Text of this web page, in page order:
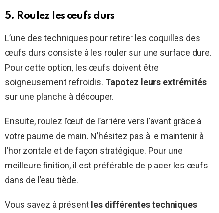
5. Roulez les œufs durs
L’une des techniques pour retirer les coquilles des
œufs durs consiste à les rouler sur une surface dure.
Pour cette option, les œufs doivent être
soigneusement refroidis. Tapotez leurs extrémités
sur une planche à découper.
Ensuite, roulez l’œuf de l’arrière vers l’avant grâce à
votre paume de main. N’hésitez pas à le maintenir à
l’horizontale et de façon stratégique. Pour une
meilleure finition, il est préférable de placer les œufs
dans de l’eau tiède.
Vous savez à présent les différentes techniques